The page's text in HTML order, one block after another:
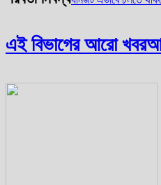
এই বিভাগের আরো খবর